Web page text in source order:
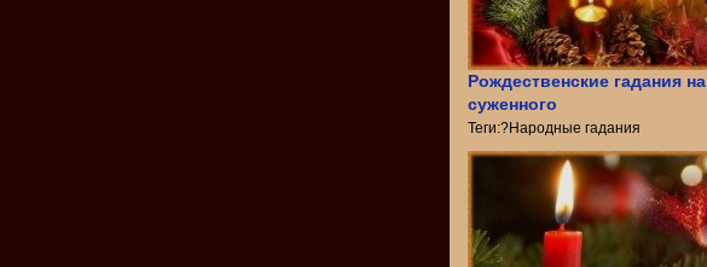
Рождественские гадания на
суженного
Теги:?Народные гадания